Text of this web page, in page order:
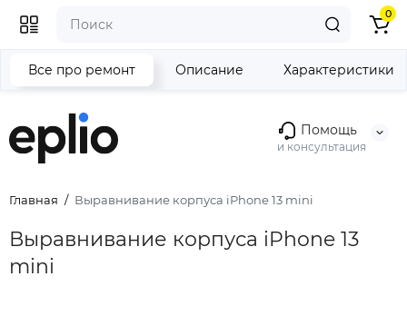
Помощь
и консультация
0
Главная Выравнивание корпуса iPhone 13 mini
Выравнивание корпуса iPhone 13
mini
Все про ремонт Описание Характеристики